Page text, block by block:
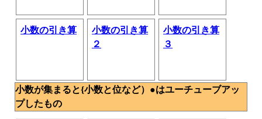
小数の引き算
小数の引き算
２
小数の引き算
３
小数が集まると{小数と位など）●はユーチューブアッ
プしたもの